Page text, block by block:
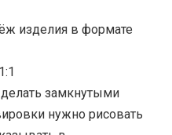
изделия в формате
замкнутыми
нужно рисовать